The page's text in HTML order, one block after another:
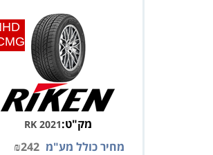
מק"ט:RK 2021
מחיר כולל מע"מ ₪242